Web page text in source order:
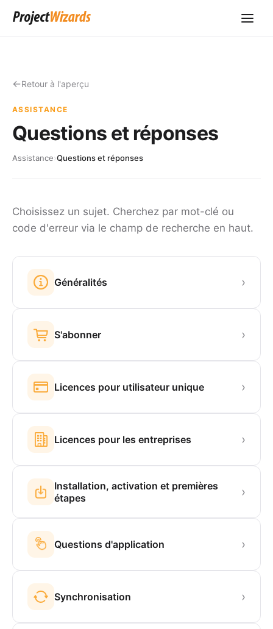
Retour à l'aperçu
ASSISTANCE
Questions et réponses
Assistance›Questions et réponses
Choisissez un sujet. Cherchez par mot-clé ou
code d'erreur via le champ de recherche en haut.
Généralités ›
S'abonner ›
Licences pour utilisateur unique ›
Licences pour les entreprises ›
Installation, activation et premières
étapes
›
Questions d'application ›
Synchronisation ›